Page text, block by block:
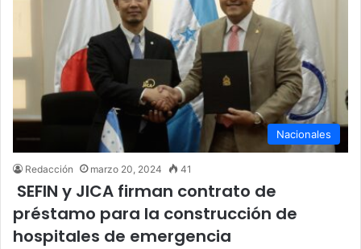
Nacionales
Redacción marzo 20, 2024 41
SEFIN y JICA firman contrato de
préstamo para la construcción de
hospitales de emergencia